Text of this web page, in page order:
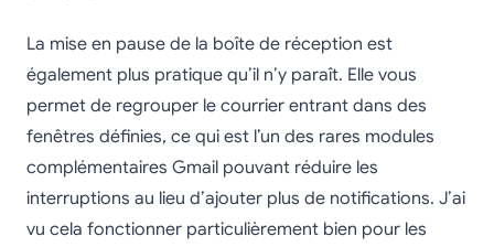
La mise en pause de la boîte de réception est
également plus pratique qu’il n’y paraît. Elle vous
permet de regrouper le courrier entrant dans des
fenêtres définies, ce qui est l’un des rares modules
complémentaires Gmail pouvant réduire les
interruptions au lieu d’ajouter plus de notifications. J’ai
vu cela fonctionner particulièrement bien pour les